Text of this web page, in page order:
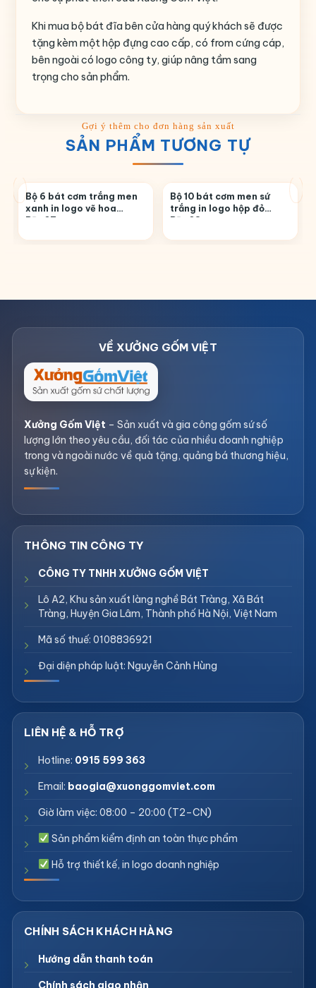
Khi mua bộ bát đĩa bên cửa hàng quý khách sẽ được
tặng kèm một hộp đựng cao cấp, có from cứng cáp,
bên ngoài có logo công ty, giúp nâng tầm sang
trọng cho sản phẩm.
SẢN PHẨM TƯƠNG TỰ
Bộ 6 bát cơm trắng men
xanh in logo vẽ hoa
BĐ-07
Bộ 10 bát cơm men sứ
trắng in logo hộp đỏ
BĐ-08
Xưởng Gốm Việt – Sản xuất và gia công gốm sứ số
lượng lớn theo yêu cầu, đối tác của nhiều doanh nghiệp
trong và ngoài nước về quà tặng, quảng bá thương hiệu,
sự kiện.
CÔNG TY TNHH XƯỞNG GỐM VIỆT
Lô A2, Khu sản xuất làng nghề Bát Tràng, Xã Bát
Tràng, Huyện Gia Lâm, Thành phố Hà Nội, Việt Nam
Mã số thuế: 0108836921
Đại diện pháp luật: Nguyễn Cảnh Hùng
Hotline: 0915 599 363
Email: baogia@xuonggomviet.com
Giờ làm việc: 08:00 – 20:00 (T2–CN)
Sản phẩm kiểm định an toàn thực phẩm
Hỗ trợ thiết kế, in logo doanh nghiệp
Hướng dẫn thanh toán
Chính sách giao nhận